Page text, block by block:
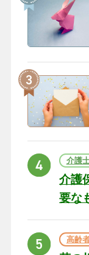
介護
介護
要な
高齢